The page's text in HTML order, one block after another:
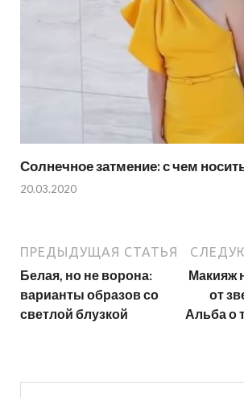
Солнечное затмение: с чем
20.03.2020
ПРЕДЫДУЩАЯ СТАТЬЯ
Белая, но не ворона:
варианты образов со
светлой блузкой
Макияж
от
Альба о